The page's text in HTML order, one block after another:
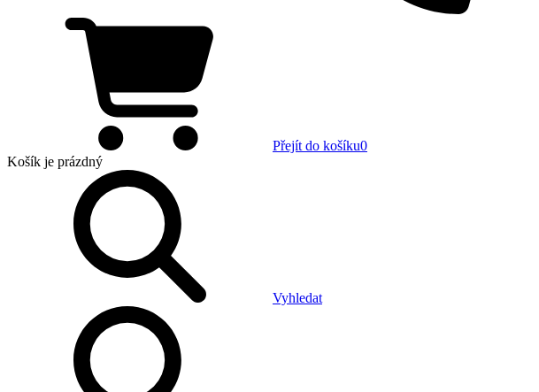
Přejít do košíku0
Košík je prázdný
Vyhledat